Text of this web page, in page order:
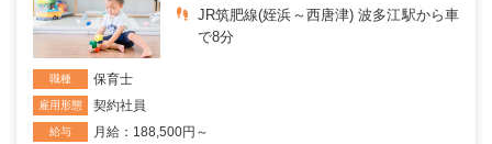
JR筑肥線(姪浜～西唐津) 波多江駅から車
で8分
職種 保育士
雇用形態 契約社員
給与 月給：188,500円～